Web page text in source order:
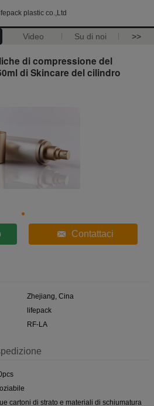
plastic co.,Ltd
Video Su di noi >>
di compressione del
di Skincare del cilindro
Contattaci
Zhejiang, Cina
lifepack
RF-LA
cartoni di strato e materiali di schiumatura